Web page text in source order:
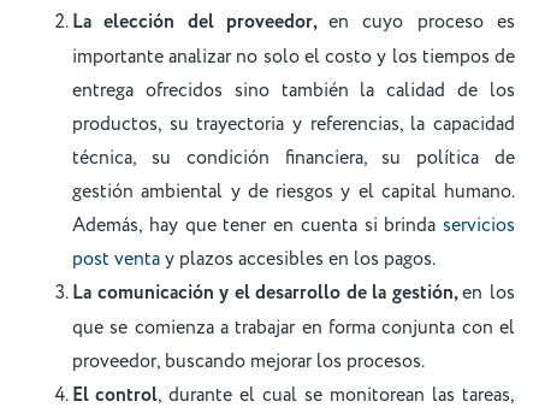
La elección del proveedor,en cuyo proceso es
importante analizar no solo el costo y los tiempos de
entrega ofrecidos sino también la calidad de los
productos, su trayectoria y referencias, la capacidad
técnica, su condición financiera, su política de
gestión ambiental y de riesgos y el capital humano.
Además, hay que tener en cuenta si brinda servicios
post ventay plazos accesibles en los pagos.
La comunicación y el desarrollo de la gestión,en los
que se comienza a trabajar en forma conjunta con el
proveedor, buscando mejorar los procesos.
El control, durante el cual se monitorean las tareas,